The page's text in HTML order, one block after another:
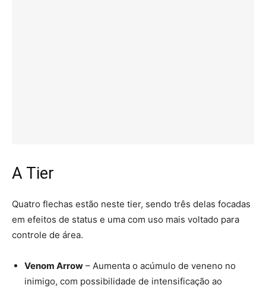
A Tier
Quatro flechas estão neste tier, sendo três delas focadas
em efeitos de status e uma com uso mais voltado para
controle de área.
Venom Arrow – Aumenta o acúmulo de veneno no
inimigo, com possibilidade de intensificação ao